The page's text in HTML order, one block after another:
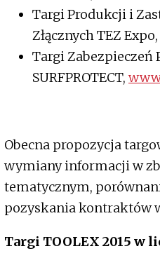
Targi Produkcji i
Złącznych TEZ Expo,
Targi Zabezpieczeń
SURFPROTECT,
Obecna propozycja
wymiany informacji w
tematycznym,
pozyskania kontraktów
Targi TOOLEX 2015 w